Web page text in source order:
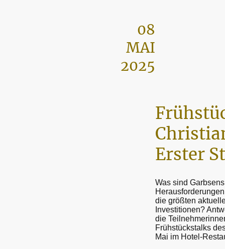
08
MAI
2025
Erster
Was sind
die größten
Investitionen?
die
Frühstückstalks
Mai im Hotel-